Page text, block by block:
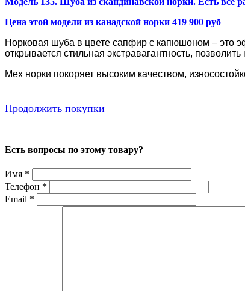
Цена этой модели из канадской норки 419 900 руб
Норковая шуба в цвете сапфир с капюшоном – это
открывается стильная экстравагантность,
Мех норки покоряет высоким качеством,
Продолжить покупки
Есть вопросы по этому товару?
Имя *
Телефон *
Email *